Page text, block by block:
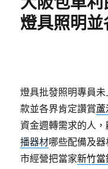
燈具照明
燈具批發照明專員
款並各界肯定讚賞
資金週轉需求的人
播器材哪些配備及
市經營把當家新竹當